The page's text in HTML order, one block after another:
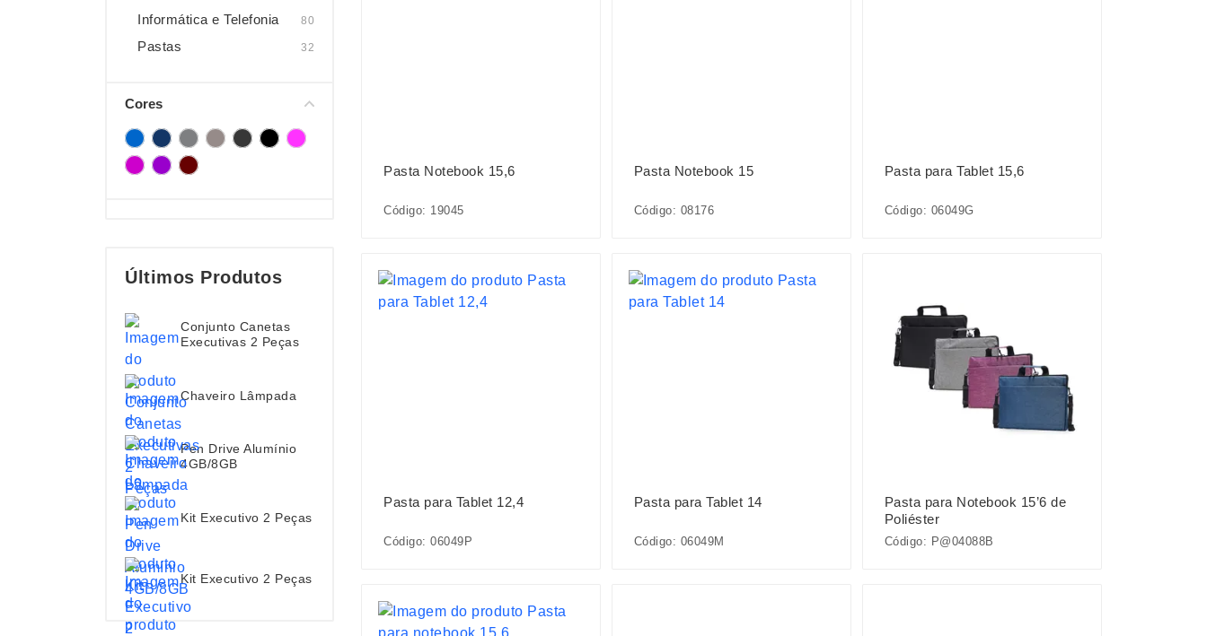
Informática e Telefonia 80
Pastas 32
Cores
Últimos Produtos
Conjunto Canetas
Executivas 2 Peças
Chaveiro Lâmpada
Pen Drive Alumínio
4GB/8GB
Kit Executivo 2 Peças
Kit Executivo 2 Peças
Pasta Notebook 15,6
Código: 19045
Pasta Notebook 15
Código: 08176
Pasta para Tablet 15,6
Código: 06049G
Pasta para Tablet 12,4
Código: 06049P
Pasta para Tablet 14
Código: 06049M
Pasta para Notebook 15’6 de
Poliéster
Código: P@04088B